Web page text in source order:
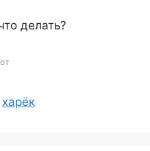
делать?
харёк